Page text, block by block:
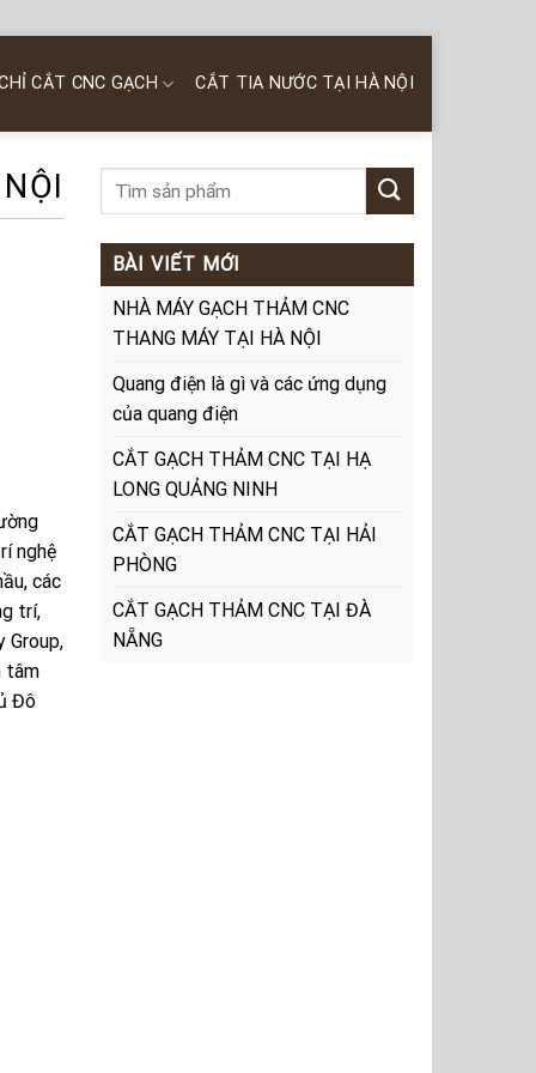
CẮT CNC GẠCH CẮT TIA NƯỚC TẠI HÀ NỘI
nghệ
các
trí,
Group,
tâm
Đô
BÀI VIẾT MỚI
NHÀ MÁY GẠCH THẢM CNC
THANG MÁY TẠI HÀ NỘI
Quang điện là gì và các ứng dụng
của quang điện
CẮT GẠCH THẢM CNC TẠI HẠ
LONG QUẢNG NINH
CẮT GẠCH THẢM CNC TẠI HẢI
PHÒNG
CẮT GẠCH THẢM CNC TẠI ĐÀ
NẴNG